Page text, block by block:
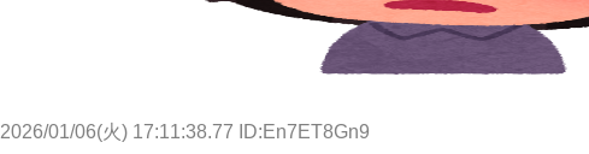
2026/01/06(火) 17:11:38.77 ID:En7ET8Gn9